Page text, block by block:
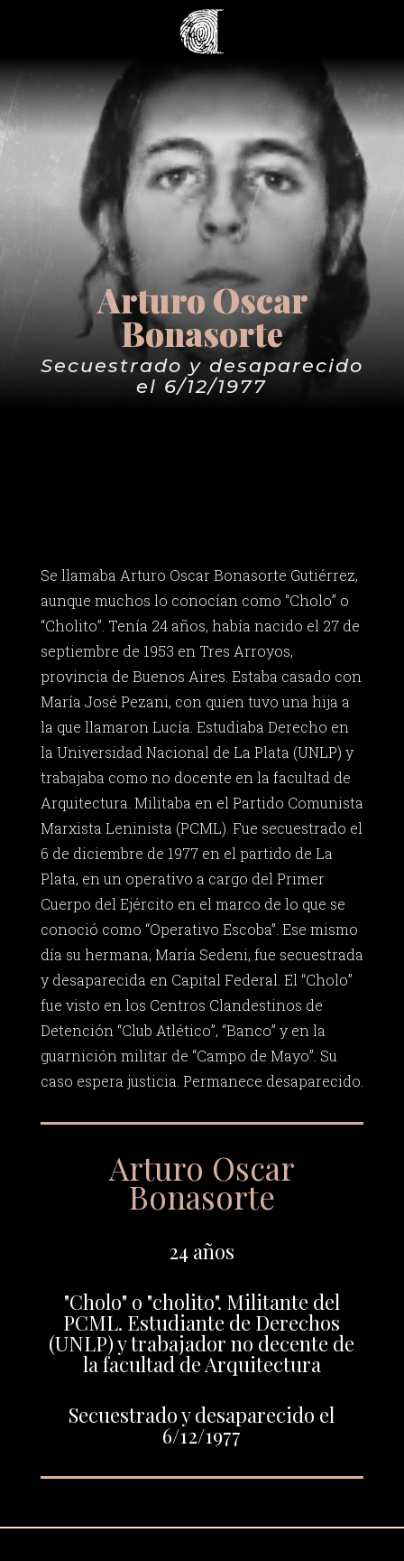
Arturo Oscar
Bonasorte
Secuestrado y desaparecido
el 6/12/1977
Se llamaba Arturo Oscar Bonasorte Gutiérrez,
aunque muchos lo conocían como “Cholo” o
“Cholito”. Tenía 24 años, había nacido el 27 de
septiembre de 1953 en Tres Arroyos,
provincia de Buenos Aires. Estaba casado con
María José Pezani, con quien tuvo una hija a
la que llamaron Lucía. Estudiaba Derecho en
la Universidad Nacional de La Plata (UNLP) y
trabajaba como no docente en la facultad de
Arquitectura. Militaba en el Partido Comunista
Marxista Leninista (PCML). Fue secuestrado el
6 de diciembre de 1977 en el partido de La
Plata, en un operativo a cargo del Primer
Cuerpo del Ejército en el marco de lo que se
conoció como “Operativo Escoba”. Ese mismo
día su hermana, María Sedeni, fue secuestrada
y desaparecida en Capital Federal. El “Cholo”
fue visto en los Centros Clandestinos de
Detención “Club Atlético”, “Banco” y en la
guarnición militar de “Campo de Mayo”. Su
caso espera justicia. Permanece desaparecido.
Arturo Oscar
Bonasorte
24 años
"Cholo" o "cholito". Militante del
PCML. Estudiante de Derechos
(UNLP) y trabajador no decente de
la facultad de Arquitectura
Secuestrado y desaparecido el
6/12/1977